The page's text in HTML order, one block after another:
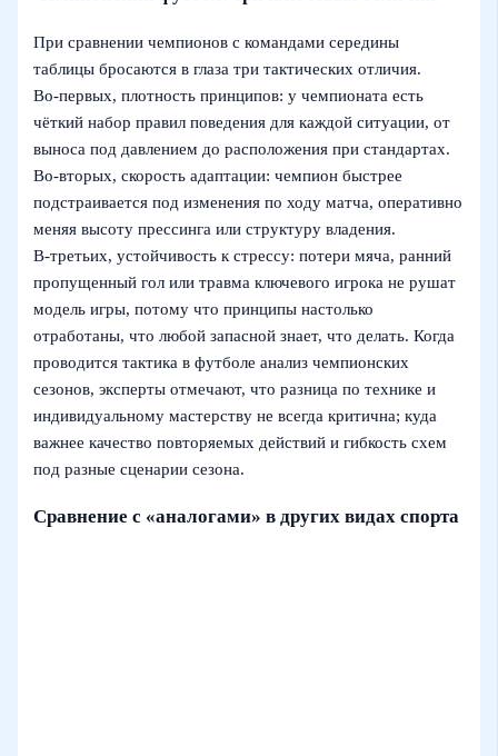
При сравнении чемпионов с командами середины
таблицы бросаются в глаза три тактических отличия.
Во‑первых, плотность принципов: у чемпионата есть
чёткий набор правил поведения для каждой ситуации, от
выноса под давлением до расположения при стандартах.
Во‑вторых, скорость адаптации: чемпион быстрее
подстраивается под изменения по ходу матча, оперативно
меняя высоту прессинга или структуру владения.
В‑третьих, устойчивость к стрессу: потери мяча, ранний
пропущенный гол или травма ключевого игрока не рушат
модель игры, потому что принципы настолько
отработаны, что любой запасной знает, что делать. Когда
проводится тактика в футболе анализ чемпионских
сезонов, эксперты отмечают, что разница по технике и
индивидуальному мастерству не всегда критична; куда
важнее качество повторяемых действий и гибкость схем
под разные сценарии сезона.
Сравнение с «аналогами» в других видах спорта